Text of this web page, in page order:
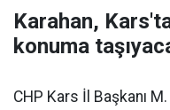
Karahan,
konuma
CHP Kars İl Başkanı